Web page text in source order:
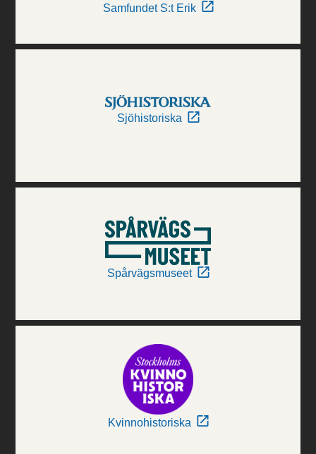
Samfundet S:t Erik
Sjöhistoriska
Spårvägsmuseet
Kvinnohistoriska